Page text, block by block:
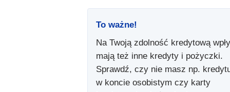
To ważne!
Na Twoją zdolność kredytową
mają też inne kredyty i pożyczki.
Sprawdź, czy nie masz np.
w koncie osobistym czy karty